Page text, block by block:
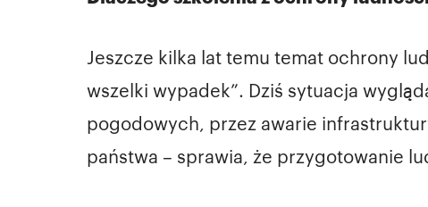
Jeszcze kilka lat temu temat ochrony
wszelki wypadek”. Dziś sytuacja
pogodowych, przez awarie
państwa – sprawia, że przygotowanie